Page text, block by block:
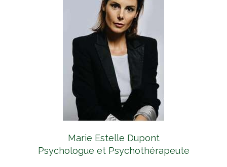
Marie Estelle Dupont
Psychologue et Psychothérapeute